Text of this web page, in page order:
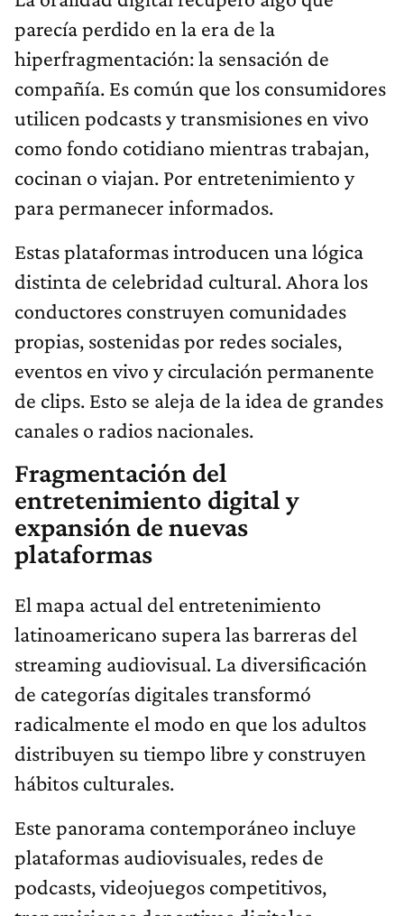
parecía perdido en la era de la
hiperfragmentación: la sensación de
compañía. Es común que los consumidores
utilicen podcasts y transmisiones en vivo
como fondo cotidiano mientras trabajan,
cocinan o viajan. Por entretenimiento y
para permanecer informados.
Estas plataformas introducen una lógica
distinta de celebridad cultural. Ahora los
conductores construyen comunidades
propias, sostenidas por redes sociales,
eventos en vivo y circulación permanente
de clips. Esto se aleja de la idea de grandes
canales o radios nacionales.
Fragmentación del
entretenimiento digital y
expansión de nuevas
plataformas
El mapa actual del entretenimiento
latinoamericano supera las barreras del
streaming audiovisual. La diversificación
de categorías digitales transformó
radicalmente el modo en que los adultos
distribuyen su tiempo libre y construyen
hábitos culturales.
Este panorama contemporáneo incluye
plataformas audiovisuales, redes de
podcasts, videojuegos competitivos,